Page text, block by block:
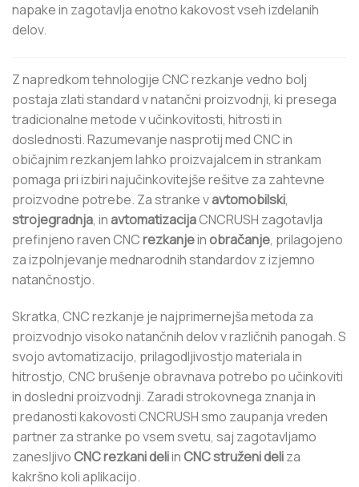
napake in zagotavlja enotno kakovost vseh izdelanih
delov.
Z napredkom tehnologije CNC rezkanje vedno bolj
postaja zlati standard v natančni proizvodnji, ki presega
tradicionalne metode v učinkovitosti, hitrosti in
doslednosti. Razumevanje nasprotij med CNC in
običajnim rezkanjem lahko proizvajalcem in strankam
pomaga pri izbiri najučinkovitejše rešitve za zahtevne
proizvodne potrebe. Za stranke vavtomobilski,
strojegradnja, in avtomatizacijaCNCRUSH zagotavlja
prefinjeno raven CNCrezkanjeinobračanje, prilagojeno
za izpolnjevanje mednarodnih standardov z izjemno
natančnostjo.
Skratka, CNC rezkanje je najprimernejša metoda za
proizvodnjo visoko natančnih delov v različnih panogah. S
svojo avtomatizacijo, prilagodljivostjo materiala in
hitrostjo, CNC brušenje obravnava potrebo po učinkoviti
in dosledni proizvodnji. Zaradi strokovnega znanja in
predanosti kakovosti CNCRUSH smo zaupanja vreden
partner za stranke po vsem svetu, saj zagotavljamo
zanesljivoCNC rezkani deliinCNC struženi deliza
kakršno koli aplikacijo.